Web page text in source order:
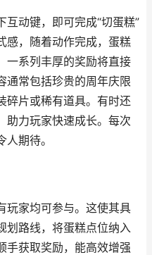
动键，即可完成“切蛋糕”
感，随着动作完成，蛋糕
一系列丰厚的奖励将直接
通常包括珍贵的周年庆限
碎片或稀有道具。有时还
助力玩家快速成长。每次
期待。
玩家均可参与。这使其具
划路线，将蛋糕点位纳入
手获取奖励，能高效增强